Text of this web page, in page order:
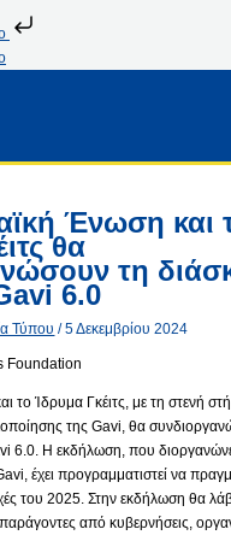
Ένωση και
θα
τη
6.0
Τύπου /5 Δεκεμβρίου 2024
το Ίδρυμα Γκέιτς, με τη στενή
της Gavi, θα
6.0. Η εκδήλωση, που
έχει προγραμματιστεί να
του 2025. Στην εκδήλωση θα
από κυβερνήσεις,